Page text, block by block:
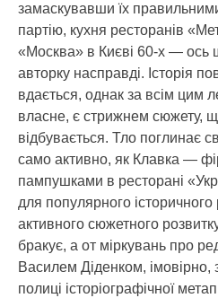
замаскувавши їх
партію, кухня ресторанів
«Москва» в Києві 60-х — ось
авторку насправді. Історія
вдається, однак за всім цим
власне, є стрижнем сюжету,
відбувається. Тло поглинає
само активно, як Клавка —
пампушками в ресторані
для популярного
активного сюжетного
бракує, а от міркувань про
Василем Діденком, імовірно,
полиці історіографічної